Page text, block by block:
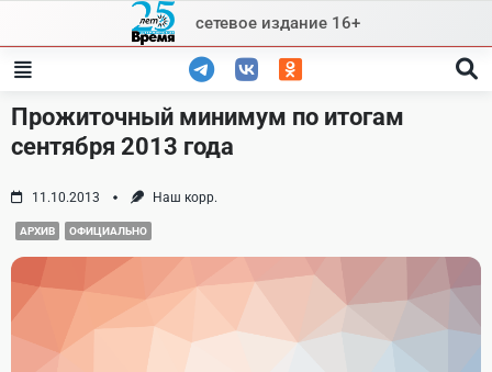
content
сетевое издание 16+
Прожиточный минимум по итогам
сентября 2013 года
11.10.2013 Наш корр.
АРХИВ ОФИЦИАЛЬНО